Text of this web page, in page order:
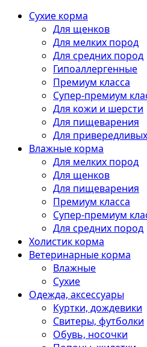
Сухие корма
Для щенков
Для мелких пород
Для средних пород
Гипоаллергенные
Премиум класса
Супер-премиум
Для кожи и шерсти
Для пищеварения
Для привередливых
Влажные корма
Для мелких пород
Для щенков
Для пищеварения
Премиум класса
Супер-премиум
Для средних пород
Холистик корма
Ветеринарные корма
Влажные
Сухие
Одежда, аксессуары
Куртки, дождевики
Свитеры, футболки
Обувь, носочки